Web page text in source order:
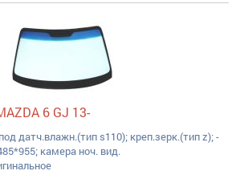
6 GJ 13-
датч.влажн.(тип s110); креп.зерк.(тип z); -
камера ноч. вид.